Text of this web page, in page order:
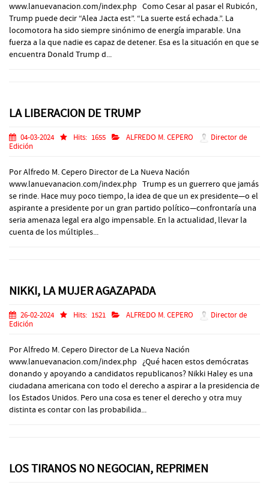
www.lanuevanacion.com/index.php Como Cesar al pasar el Rubicón,
Trump puede decir “Alea Jacta est”. “La suerte está echada.”. La
locomotora ha sido siempre sinónimo de energía imparable. Una
fuerza a la que nadie es capaz de detener. Esa es la situación en que se
encuentra Donald Trump d...
LA LIBERACION DE TRUMP
04-03-2024 Hits: 1655 ALFREDO M. CEPERO
Director de
Edición
Por Alfredo M. Cepero Director de La Nueva Nación
www.lanuevanacion.com/index.php Trump es un guerrero que jamás
se rinde. Hace muy poco tiempo, la idea de que un ex presidente—o el
aspirante a presidente por un gran partido político—confrontaría una
seria amenaza legal era algo impensable. En la actualidad, llevar la
cuenta de los múltiples...
NIKKI, LA MUJER AGAZAPADA
26-02-2024 Hits: 1521 ALFREDO M. CEPERO
Director de
Edición
Por Alfredo M. Cepero Director de La Nueva Nación
www.lanuevanacion.com/index.php ¿Qué hacen estos demócratas
donando y apoyando a candidatos republicanos? Nikki Haley es una
ciudadana americana con todo el derecho a aspirar a la presidencia de
los Estados Unidos. Pero una cosa es tener el derecho y otra muy
distinta es contar con las probabilida...
LOS TIRANOS NO NEGOCIAN, REPRIMEN